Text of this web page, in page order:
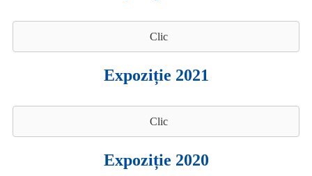
Clic
Expoziție 2021
Clic
Expoziție 2020